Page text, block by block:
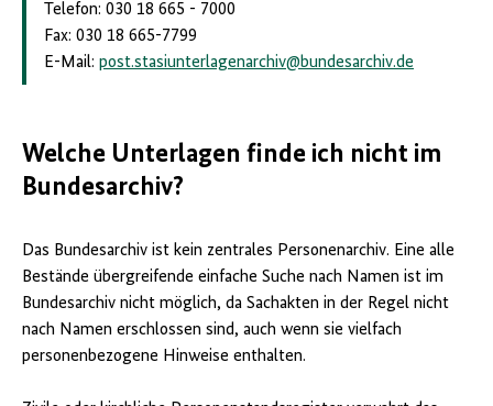
Telefon: 030 18 665 - 7000
Fax: 030 18 665-7799
E-Mail: post.stasiunterlagenarchiv@bundesarchiv.de
Welche Unterlagen finde ich nicht im
Bundesarchiv?
Das Bundesarchiv ist kein zentrales Personenarchiv. Eine alle
Bestände übergreifende einfache Suche nach Namen ist im
Bundesarchiv nicht möglich, da Sachakten in der Regel nicht
nach Namen erschlossen sind, auch wenn sie vielfach
personenbezogene Hinweise enthalten.